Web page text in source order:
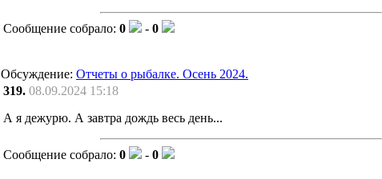
Сообщение собрало: 0 - 0
Обсуждение: Отчеты о рыбалке. Осень 2024.
319. 08.09.2024 15:18
А я дежурю. А завтра дождь весь день...
Сообщение собрало: 0 - 0